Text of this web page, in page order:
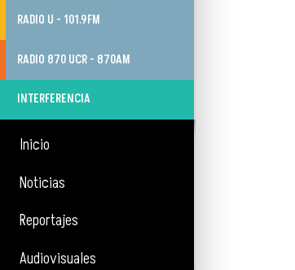
RADIO U - 101.9FM
RADIO 870 UCR - 870AM
INTERFERENCIA
Inicio
Noticias
Reportajes
Audiovisuales